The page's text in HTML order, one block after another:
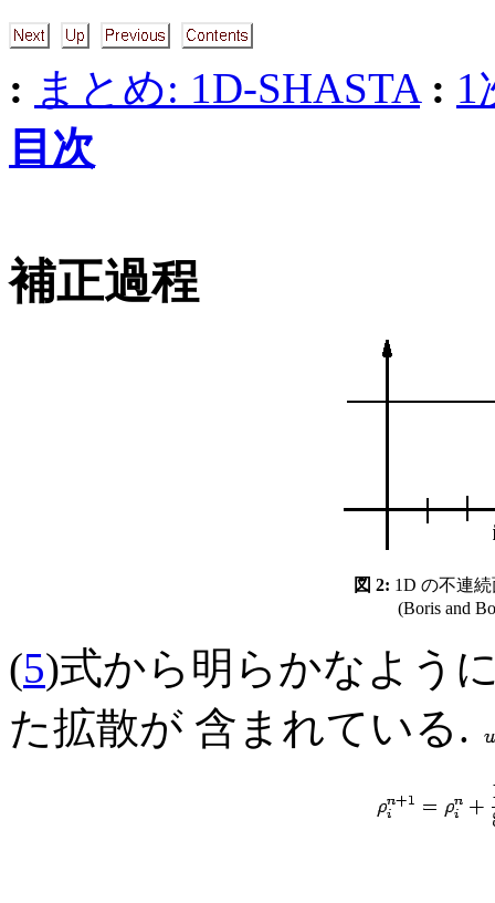
: まとめ: 1D-SHASTA : 1
目次
補正過程
図 2: 1D の不連
(Boris and
(5)式から明らかなよう
た拡散が 含まれている.